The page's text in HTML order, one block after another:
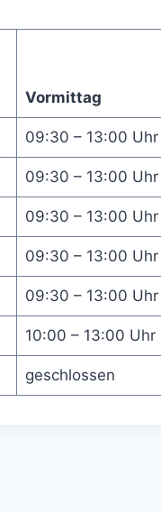
Vormittag
09:30 – 13:00 Uhr
09:30 – 13:00 Uhr
09:30 – 13:00 Uhr
09:30 – 13:00 Uhr
09:30 – 13:00 Uhr
10:00 – 13:00 Uhr
geschlossen